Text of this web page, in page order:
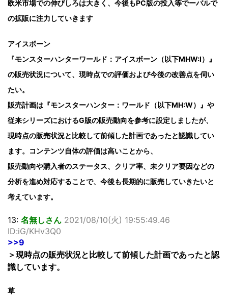
欧米市場での伸びしろは大きく、今後もPC版の投入等でーバルで
の拡販に注力していきます
アイスボーン
『モンスターハンターワールド：アイスボーン（以下MHW:I）』
の販売状況について、現時点での評価および今後の改善点を伺い
たい。
販売計画は『モンスターハンター：ワールド（以下MH:W）』や
従来シリーズにおけるG版の販売動向を参考に設定しましたが、
現時点の販売状況と比較して前傾した計画であったと認識してい
ます。コンテンツ自体の評価は高いことから、
販売動向や購入者のステータス、クリア率、未クリア要因などの
分析を進め対応することで、今後も長期的に販売していきたいと
考えています。
13: 名無しさん 2021/08/10(火) 19:55:49.46
ID:iG/KHv3Q0
>>9
＞現時点の販売状況と比較して前傾した計画であったと認
識しています。
草